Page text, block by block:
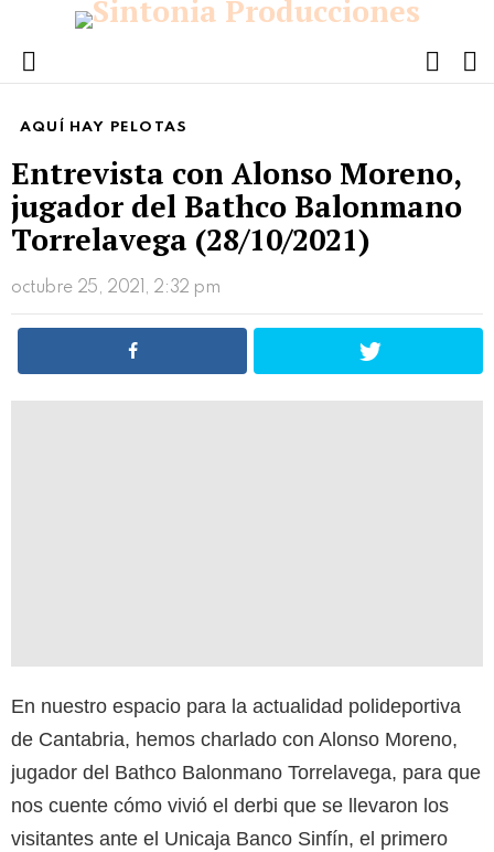
Menu
AQUÍ HAY PELOTAS
Entrevista con Alonso Moreno,
jugador del Bathco Balonmano
Torrelavega (28/10/2021)
octubre 25, 2021, 2:32 pm
En nuestro espacio para la actualidad polideportiva
de Cantabria, hemos charlado con Alonso Moreno,
jugador del Bathco Balonmano Torrelavega, para que
nos cuente cómo vivió el derbi que se llevaron los
visitantes ante el Unicaja Banco Sinfín, el primero